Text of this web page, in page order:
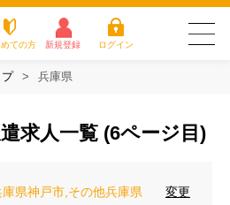
ての方 新規登録 ログイン
探す
ム
質問
兵庫県
求人一覧 (6ページ目)
庫県神戸市,その他兵庫県 変更